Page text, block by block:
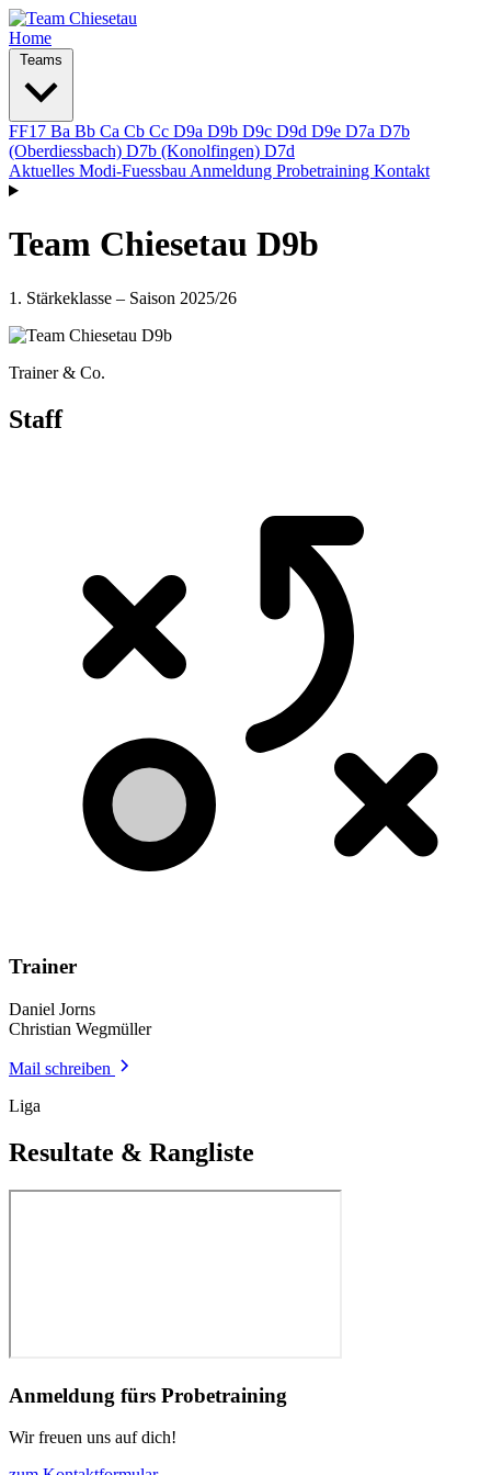
Home
Teams
FF17 Ba Bb Ca Cb Cc D9a D9b D9c D9d D9e D7a D7b
(Oberdiessbach) D7b (Konolfingen) D7d
Aktuelles Modi-Fuessbau Anmeldung Probetraining Kontakt
Team Chiesetau D9b
1. Stärkeklasse – Saison 2025/26
Trainer & Co.
Staff
Trainer
Daniel Jorns
Christian Wegmüller
Mail schreiben
Liga
Resultate & Rangliste
Anmeldung fürs Probetraining
Wir freuen uns auf dich!